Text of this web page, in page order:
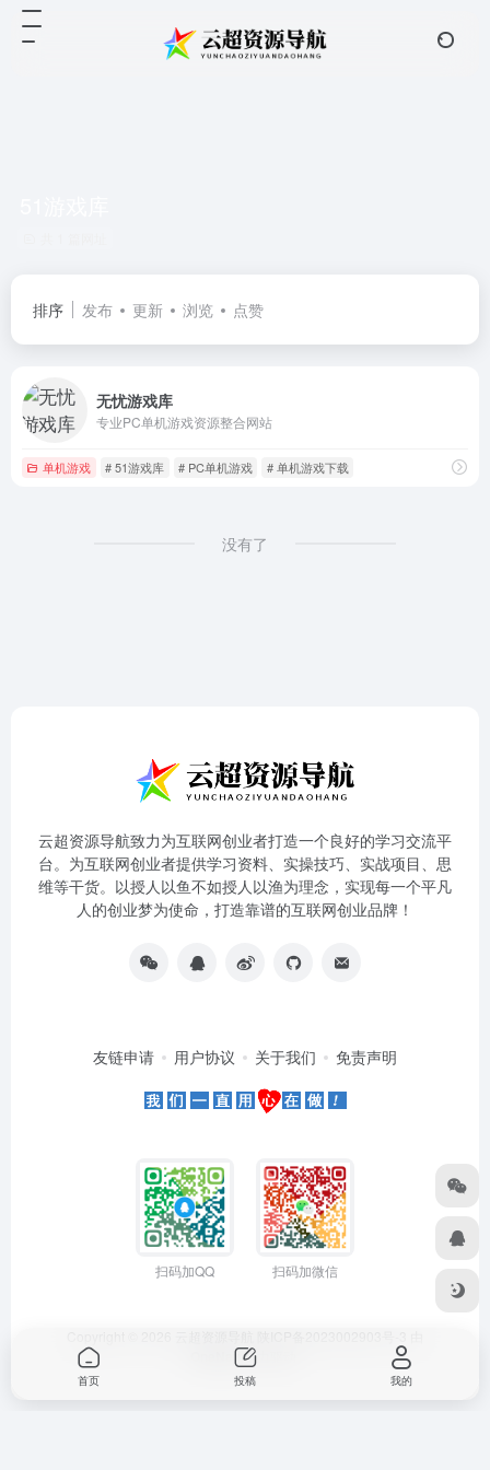
排序 发布 更新 浏览 点赞
无忧游戏库
专业PC单机游戏资源整合网站
单机游戏 # 51游戏库 # PC单机游戏 # 单机游戏下载
没有了
云超资源导航致力为互联网创业者打造一个良好的学习交流平
台。为互联网创业者提供学习资料、实操技巧、实战项目、思
维等干货。以授人以鱼不如授人以渔为理念，实现每一个平凡
人的创业梦为使命，打造靠谱的互联网创业品牌！
友链申请 用户协议 关于我们 免责声明
扫码加QQ 扫码加微信
OneNav强力驱动
首页 投稿 我的